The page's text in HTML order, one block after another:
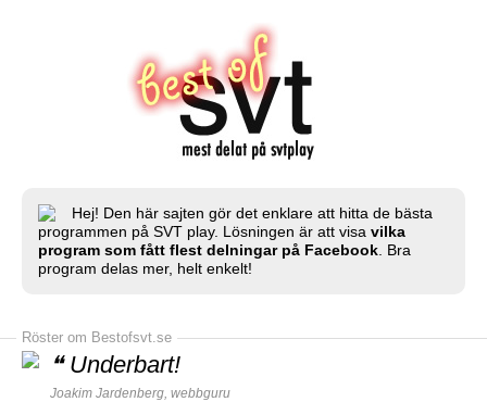
Hej! Den här sajten gör det enklare att hitta de bästa
programmen på SVT play. Lösningen är att visa vilka
program som fått flest delningar på Facebook . Bra
program delas mer, helt enkelt!
Röster om Bestofsvt.se
❝ Underbart!
Joakim Jardenberg, webbguru